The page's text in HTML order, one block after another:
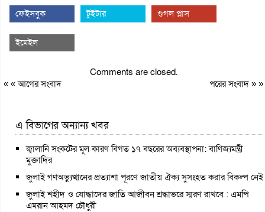
ফেইসবুক টুইটার গুগল প্লাস
ইমেইল
Comments are closed.
« «আগের সংবাদ পরের সংবাদ» »
এ বিভাগের অন্যান্য খবর
জ্বালানি সংকটের মূল কারণ বিগত ১৭ বছরের অব্যবস্থাপনা: বাণিজ্যমন্ত্রী
মুক্তাদির
জুলাই গণঅভ্যুত্থানের প্রত্যাশা পূরণে জাতীয় ঐক্য সুসংহত করার বিকল্প নেই
জুলাই শহীদ ও যোদ্ধাদের জাতি আজীবন শ্রদ্ধাভরে স্মরণ রাখবে : এমপি
এমরান আহমদ চৌধুরী